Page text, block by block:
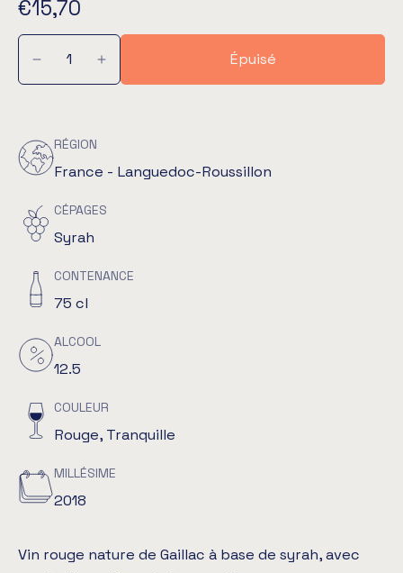
€15,70
Épuisé
RÉGION
France - Languedoc-Roussillon
CÉPAGES
Syrah
CONTENANCE
75 cl
ALCOOL
12.5
COULEUR
Rouge, Tranquille
MILLÉSIME
2018
Vin rouge nature de Gaillac à base de syrah, avec